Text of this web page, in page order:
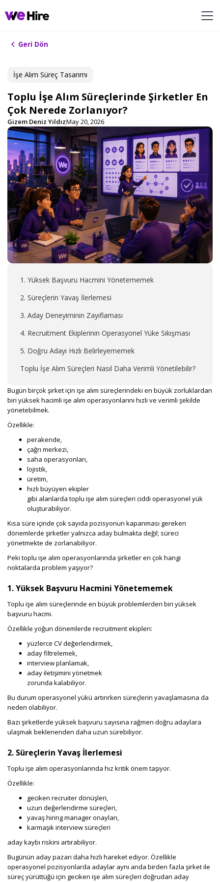
Geri Dön
İşe Alım ​Süreç Tasarımı​
Toplu İşe Alım Süreçlerinde Şirketler En
Çok Nerede Zorlanıyor?
Gizem Deniz YıldızMay 20, 2026
1. Yüksek Başvuru Hacmini Yönetememek
2. Süreçlerin Yavaş İlerlemesi
3. Aday Deneyiminin Zayıflaması
4. Recruitment Ekiplerinin Operasyonel Yüke Sıkışması
5. Doğru Adayı Hızlı Belirleyememek
Toplu İşe Alım Süreçleri Nasıl Daha Verimli Yönetilebilir?
Bugün birçok şirket için işe alım süreçlerindeki en büyük zorluklardan
biri yüksek hacimli işe alım operasyonlarını hızlı ve verimli şekilde
yönetebilmek.
Özellikle:
perakende,
çağrı merkezi,
saha operasyonları,
lojistik,
üretim,
hızlı büyüyen ekipler
gibi alanlarda toplu işe alım süreçleri ciddi operasyonel yük
oluşturabiliyor.
Kısa süre içinde çok sayıda pozisyonun kapanması gereken
dönemlerde şirketler yalnızca aday bulmakta değil; süreci
yönetmekte de zorlanabiliyor.
Peki toplu işe alım operasyonlarında şirketler en çok hangi
noktalarda problem yaşıyor?
1. Yüksek Başvuru Hacmini Yönetememek
Toplu işe alım süreçlerinde en büyük problemlerden biri yüksek
başvuru hacmi.
Özellikle yoğun dönemlerde recruitment ekipleri:
yüzlerce CV değerlendirmek,
aday filtrelemek,
interview planlamak,
aday iletişimini yönetmek
zorunda kalabiliyor.
Bu durum operasyonel yükü artırırken süreçlerin yavaşlamasına da
neden olabiliyor.
Bazı şirketlerde yüksek başvuru sayısına rağmen doğru adaylara
ulaşmak beklenenden daha uzun sürebiliyor.
2. Süreçlerin Yavaş İlerlemesi
Toplu işe alım operasyonlarında hız kritik önem taşıyor.
Özellikle:
geciken recruiter dönüşleri,
uzun değerlendirme süreçleri,
yavaş hiring manager onayları,
karmaşık interview süreçleri
aday kaybı riskini artırabiliyor.
Bugünün aday pazarı daha hızlı hareket ediyor. Özellikle
operasyonel pozisyonlarda adaylar aynı anda birden fazla şirket ile
süreç yürüttüğü için geciken işe alım süreçleri doğrudan aday